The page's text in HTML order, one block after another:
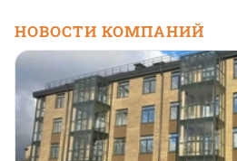
НОВОСТИ КОМПАНИЙ